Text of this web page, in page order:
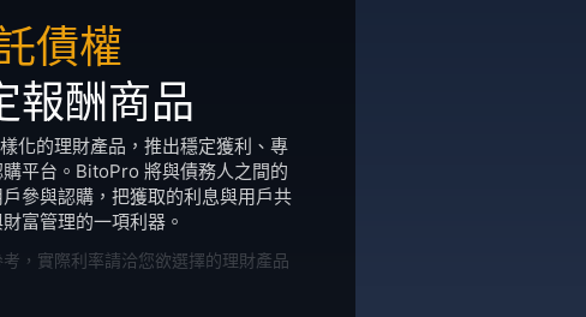
債權
報酬商品
化的理財產品，推出穩定獲利、專
平台。BitoPro 將與債務人之間的
參與認購，把獲取的利息與用戶共
富管理的一項利器。
，實際利率請洽您欲選擇的理財產品